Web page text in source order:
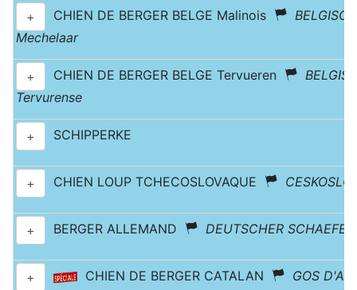
+ CHIEN DE BERGER BELGE Malinois
Mechelaar
+ CHIEN DE BERGER BELGE Tervueren
Tervurense
+ SCHIPPERKE
+ CHIEN LOUP TCHECOSLOVAQUE
+ BERGER ALLEMAND DEUTSCHER
+ CHIEN DE BERGER CATALAN GOS